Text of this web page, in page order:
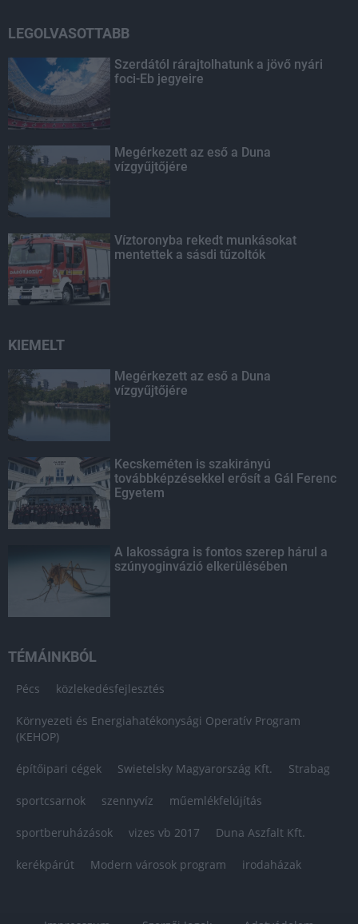
LEGOLVASOTTABB
Szerdától rárajtolhatunk a jövő nyári
foci-Eb jegyeire
Megérkezett az eső a Duna
vízgyűjtőjére
Víztoronyba rekedt munkásokat
mentettek a sásdi tűzoltók
KIEMELT
Megérkezett az eső a Duna
vízgyűjtőjére
Kecskeméten is szakirányú
továbbképzésekkel erősít a Gál Ferenc
Egyetem
A lakosságra is fontos szerep hárul a
szúnyoginvázió elkerülésében
TÉMÁINKBÓL
Pécs közlekedésfejlesztés
Környezeti és Energiahatékonysági Operatív Program
(KEHOP)
építőipari cégek Swietelsky Magyarország Kft. Strabag
sportcsarnok szennyvíz műemlékfelújítás
sportberuházások vizes vb 2017 Duna Aszfalt Kft.
kerékpárút Modern városok program irodaházak